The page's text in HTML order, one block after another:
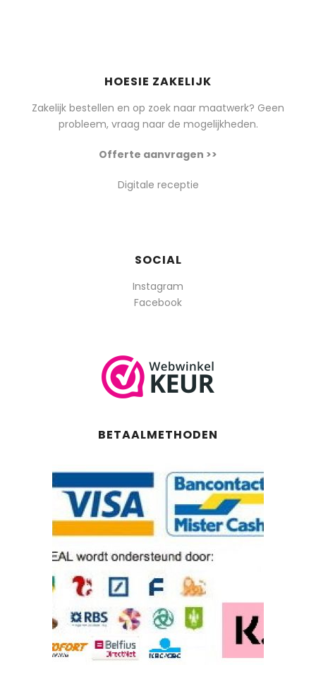
HOESIE ZAKELIJK
Zakelijk bestellen en op zoek naar maatwerk? Geen
probleem, vraag naar de mogelijkheden.
Offerte aanvragen >>
Digitale receptie
SOCIAL
Instagram
Facebook
BETAALMETHODEN